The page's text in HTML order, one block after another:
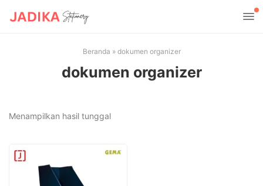
Beranda » dokumen organizer
dokumen organizer
Menampilkan hasil tunggal